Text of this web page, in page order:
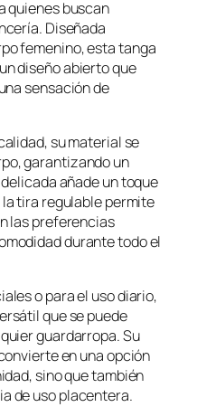
quienes buscan
Diseñada
femenino, esta tanga
diseño abierto que
sensación de
su material se
garantizando un
añade un toque
tira regulable permite
las preferencias
durante todo el
o para el uso diario,
que se puede
guardarropa. Su
en una opción
sino que también
de uso placentera.